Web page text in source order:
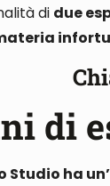
di due
di
Studio ha